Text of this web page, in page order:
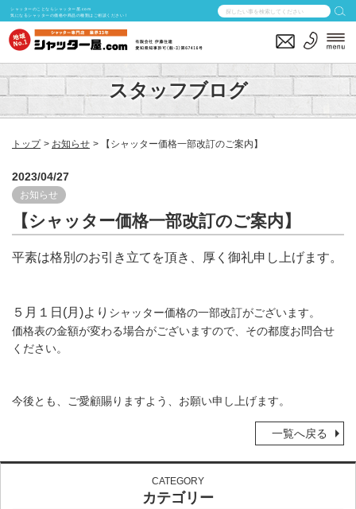
シャッターのことならシャッター屋.com
気になるシャッターの価格や商品の種類はご相談ください！
スタッフブログ
トップ お知らせ 【シャッター価格一部改訂のご案内】
2023/04/27
お知らせ
【シャッター価格一部改訂のご案内】
平素は格別のお引き立てを頂き、厚く御礼申し上げます。
５月１日(月)より シャッター価格の一部改訂がございます。
価格表の金額が変わる場合がございますので、その都度お問合せ
ください。
今後とも、ご愛顧賜りますよう、お願い申し上げます。
一覧へ戻る
CATEGORY
カテゴリー